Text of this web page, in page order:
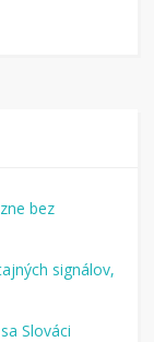
bez
signálov,
Slováci